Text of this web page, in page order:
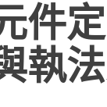
件
執